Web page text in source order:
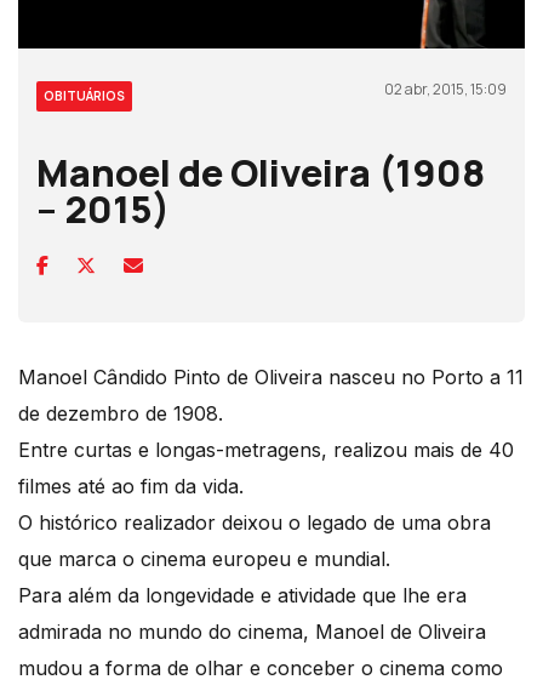
OBITUÁRIOS 02 abr, 2015, 15:09
Manoel de Oliveira (1908
– 2015)
Manoel Cândido Pinto de Oliveira nasceu no Porto a 11
de dezembro de 1908.
Entre curtas e longas-metragens, realizou mais de 40
filmes até ao fim da vida.
O histórico realizador deixou o legado de uma obra
que marca o cinema europeu e mundial.
Para além da longevidade e atividade que lhe era
admirada no mundo do cinema, Manoel de Oliveira
mudou a forma de olhar e conceber o cinema como